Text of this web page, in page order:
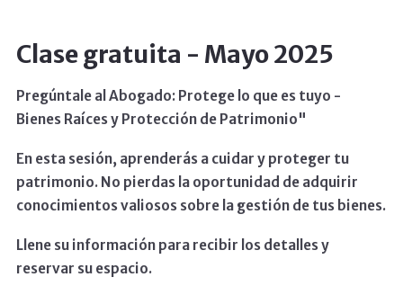
Clase gratuita - Mayo 2025
Pregúntale al Abogado: Protege lo que es tuyo -
Bienes Raíces y Protección de Patrimonio"
En esta sesión, aprenderás a cuidar y proteger tu
patrimonio. No pierdas la oportunidad de adquirir
conocimientos valiosos sobre la gestión de tus bienes.
Llene su información para recibir los detalles y
reservar su espacio.